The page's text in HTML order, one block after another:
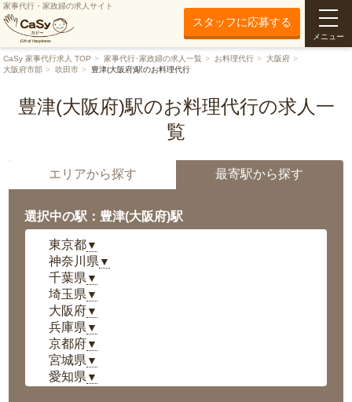
家事代行・家政婦の求人サイト
スタッフに応募する
メニュー
CaSy 家事代行求人 TOP 家事代行･家政婦の求人一覧 お料理代行
大阪府
大阪府市部
吹田市 豊津(大阪府)駅のお料理代行
豊津(大阪府)駅のお料理代行の求人一
覧
エリアから探す 最寄駅から探す
選択中の駅：豊津(大阪府)駅
東京都▼
神奈川県 ▼
千葉県 ▼
埼玉県 ▼
大阪府▼
兵庫県 ▼
京都府▼
宮城県 ▼
愛知県 ▼